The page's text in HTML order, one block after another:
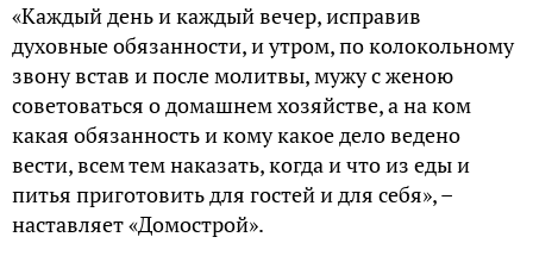
«Каждый день и каждый вечер, исправив
духовные обязанности, и утром, по колокольному
звону встав и после молитвы, мужу с женою
советоваться о домашнем хозяйстве, а на ком
какая обязанность и кому какое дело ведено
вести, всем тем наказать, когда и что из еды и
питья приготовить для гостей и для себя», –
наставляет «Домострой».